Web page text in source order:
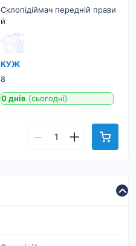
Склопідіймач передній прави
й
КУЖ
8
0 днів (сьогодні)